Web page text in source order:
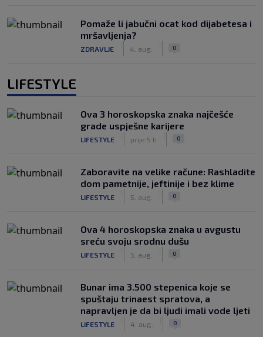
Pomaže li jabučni ocat kod dijabetesa i
mršavljenja?
ZDRAVLJE 4. aug. 0
LIFESTYLE
Ova 3 horoskopska znaka najčešće
grade uspješne karijere
LIFESTYLE prije 5 h 0
Zaboravite na velike račune: Rashladite
dom pametnije, jeftinije i bez klime
LIFESTYLE 5. aug. 0
Ova 4 horoskopska znaka u avgustu
sreću svoju srodnu dušu
LIFESTYLE 5. aug. 0
Bunar imа 3.500 stepenica koje se
spuštaju trinaest spratova, a
napravljen je da bi ljudi imali vode ljeti
LIFESTYLE 4. aug. 0